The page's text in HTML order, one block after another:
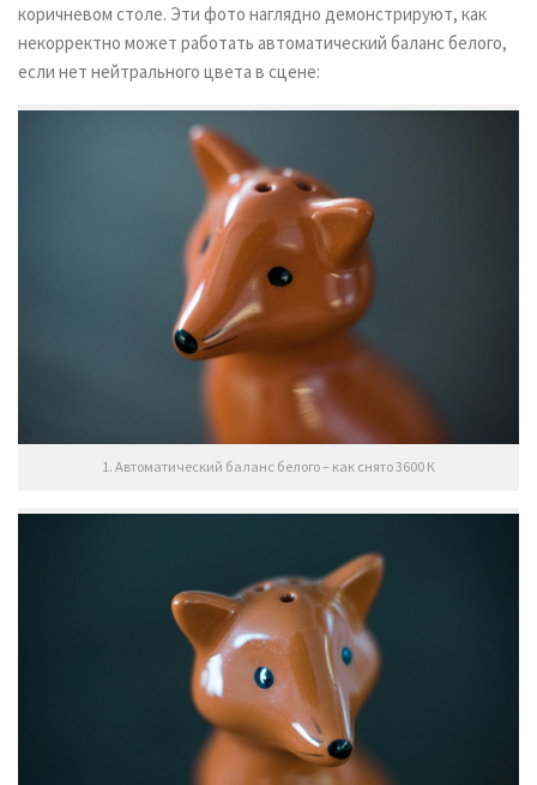
коричневом столе. Эти фото наглядно демонстрируют, как
некорректно может работать автоматический баланс белого,
если нет нейтрального цвета в сцене:
1. Автоматический баланс белого – как снято 3600 К